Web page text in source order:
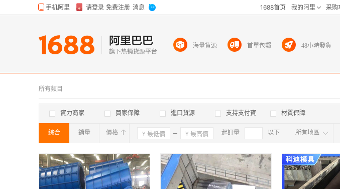
所有類目
實力商家 買家保障 進口貨源 支持支付寶 材質保障
綜合 銷量 價格 確定 起訂量 以下
確定 所有地區
所有地区
江浙沪
海量貨源 首單包郵 48小時發貨